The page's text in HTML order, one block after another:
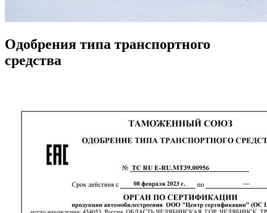
Одобрения типа транспортного
средства